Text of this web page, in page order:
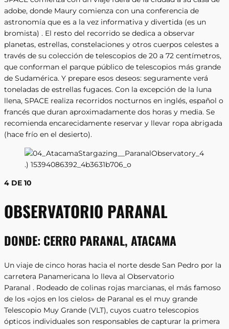
adobe, donde Maury comienza con una conferencia de
astronomía que es a la vez informativa y divertida (es un
bromista) . El resto del recorrido se dedica a observar
planetas, estrellas, constelaciones y otros cuerpos celestes a
través de su colección de telescopios de 20 a 72 centímetros,
que conforman el parque público de telescopios más grande
de Sudamérica. Y prepare esos deseos: seguramente verá
toneladas de estrellas fugaces. Con la excepción de la luna
llena, SPACE realiza recorridos nocturnos en inglés, español o
francés que duran aproximadamente dos horas y media. Se
recomienda encarecidamente reservar y llevar ropa abrigada
(hace frío en el desierto).
4 DE 10
OBSERVATORIO PARANAL
DONDE: CERRO PARANAL, ATACAMA
Un viaje de cinco horas hacia el norte desde San Pedro por la
carretera Panamericana lo lleva al Observatorio
Paranal . Rodeado de colinas rojas marcianas, el más famoso
de los «ojos en los cielos» de Paranal es el muy grande
Telescopio Muy Grande (VLT), cuyos cuatro telescopios
ópticos individuales son responsables de capturar la primera